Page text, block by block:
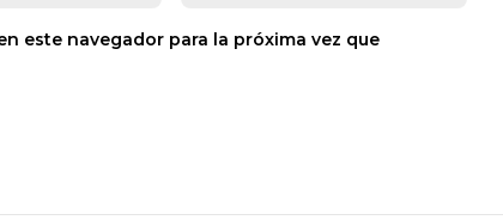
este navegador para la próxima vez que